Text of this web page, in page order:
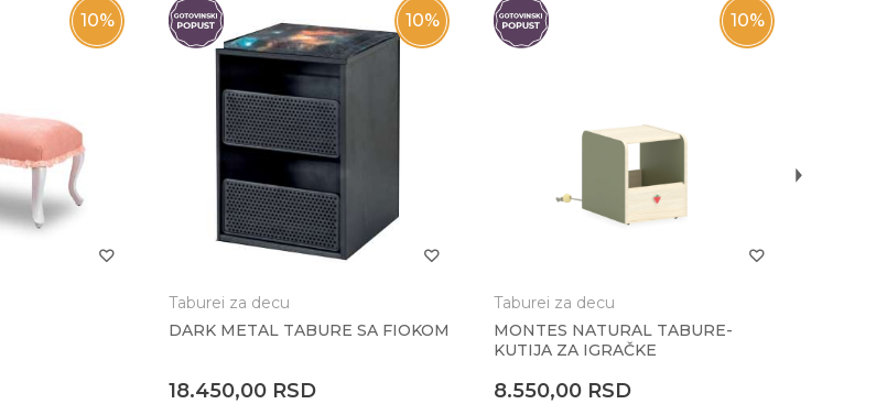
10% 10%
Taburei za decu
DARK METAL TABURE SA FIOKOM
18.450,00 RSD
10%
Taburei za decu
MONTES NATURAL TABURE-
KUTIJA ZA IGRAČKE
8.550,00 RSD